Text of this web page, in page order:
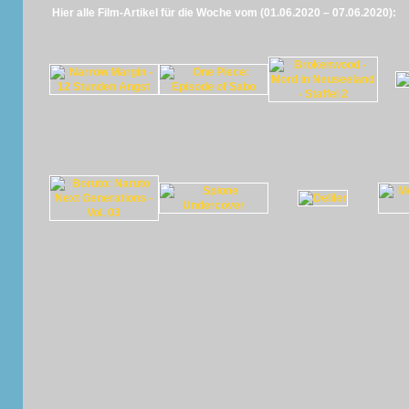
Hier alle Film-Artikel für die Woche vom (01.06.2020 – 07.06.2020):